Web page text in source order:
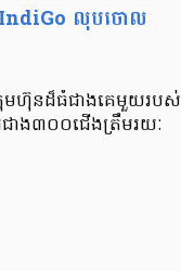
IndiGo លុបចោល
មហ៊ុនដ៏ធំជាងគេមួយរបស់
ាង៣០០ជើងត្រឹមរយៈ